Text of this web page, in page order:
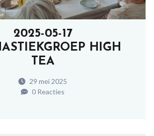
2025-05-17
HIGH
TEA
29 mei 2025
0 Reacties